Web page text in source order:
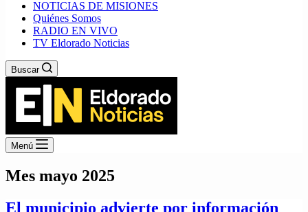
NOTICIAS DE MISIONES
Quiénes Somos
RADIO EN VIVO
TV Eldorado Noticias
Buscar
Menú
Mes mayo 2025
El municipio advierte por información